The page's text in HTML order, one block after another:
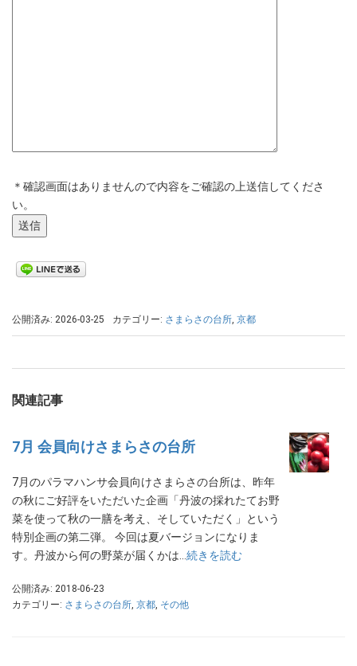
＊確認画面はありませんので内容をご確認の上送信してくださ
い。
公開済み: 2026-03-25 カテゴリー: さまらさの台所, 京都
関連記事
7月 会員向けさまらさの台所
7月のパラマハンサ会員向けさまらさの台所は、昨年
の秋にご好評をいただいた企画「丹波の採れたてお野
菜を使って秋の一膳を考え、そしていただく」という
特別企画の第二弾。 今回は夏バージョンになりま
す。丹波から何の野菜が届くかは…続きを読む
公開済み: 2018-06-23
カテゴリー: さまらさの台所, 京都, その他